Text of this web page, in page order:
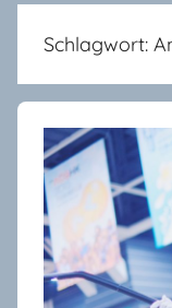
und
Lehrenden
den
Haarentor
Oldenburg
Schlagwort: